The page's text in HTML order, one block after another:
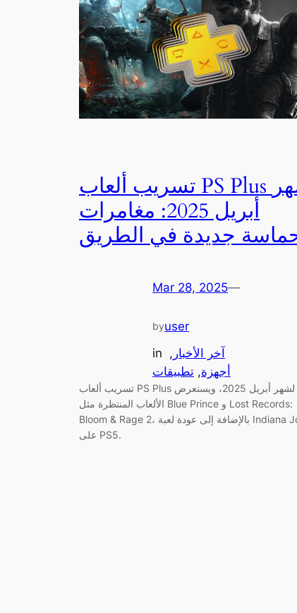
تسريب ألعاب PS Plus لشهر
أبريل 2025: مغامرات
جديدة في الطريق
Mar 28, 2025—
byuser
in
آخر الأخبار ,
أجهزة, تطبيقات
تسريب ألعاب PS Plus لشهر أبريل 2025، ويستعرض
الألعاب المنتظرة مثل Blue Prince و Lost Records:
Bloom & Rage 2، بالإضافة إلى عودة لعبة Indiana Jones
على PS5.